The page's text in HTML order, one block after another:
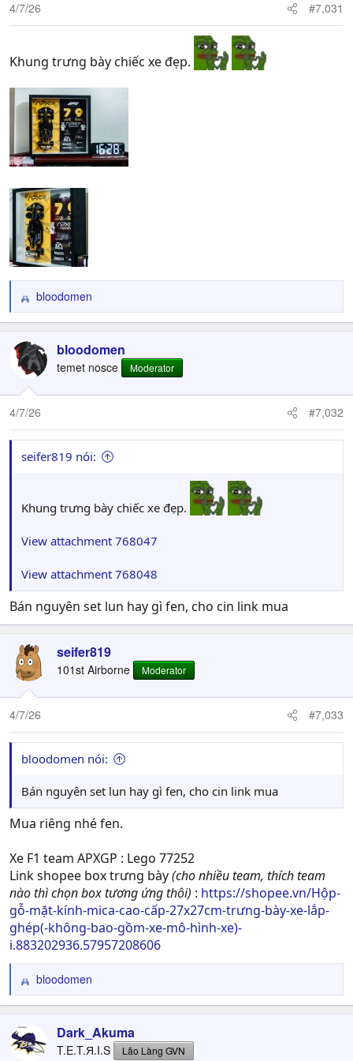
n
4/7/26 #7,031
Khung trưng bày chiếc xe đẹp.
R
e
c
t
o
n
:
bloodomen
bloodomen
temet nosce Moderator
4/7/26 #7,032
seifer819 nói:
Khung trưng bày chiếc xe đẹp.
View attachment 768047
View attachment 768048
Bán nguyên set lun hay gì fen, cho cin link mua
seifer819
101st Airborne Moderator
4/7/26 #7,033
bloodomen nói:
Bán nguyên set lun hay gì fen, cho cin link mua
Mua riêng nhé fen.
Xe F1 team APXGP : Lego 77252
Link shopee box trưng bày(cho nhiều team, thích team
nào thì chọn box tương ứng thôi) : https://shopee.vn/Hộp-
gỗ-mặt-kính-mica-cao-cấp-27x27cm-trưng-bày-xe-lắp-
ghép(-không-bao-gồm-xe-mô-hình-xe)-
i.883202936.57957208606
R
e
c
t
bloodomen
Dark_Akuma
T.E.T.Я.I.S Lão Làng GVN